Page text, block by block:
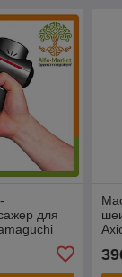
для
(Перкуссор)